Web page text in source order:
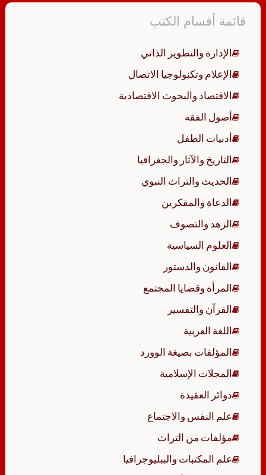
قائمة أقسام الكتب
الإدارة والتطوير الذاتي
الإعلام وتكنولوجيا الاتصال
الاقتصاد والبحوث الاقتصادية
أصول الفقه
أدبيات الطفل
التاريخ والآثار والجغرافيا
الحديث والتراث النبوي
الدعاة والمفكرين
الزهد والتصوف
العلوم السياسية
القانون والدستور
المرأة وقضايا المجتمع
القرآن والتفسير
اللغة العربية
المؤلفات بصيغة الوورد
المجلات الإسلامية
دوائر العقيدة
علم النفس والاجتماع
مؤلفات من التراث
علم المكتبات والببليوجرافيا